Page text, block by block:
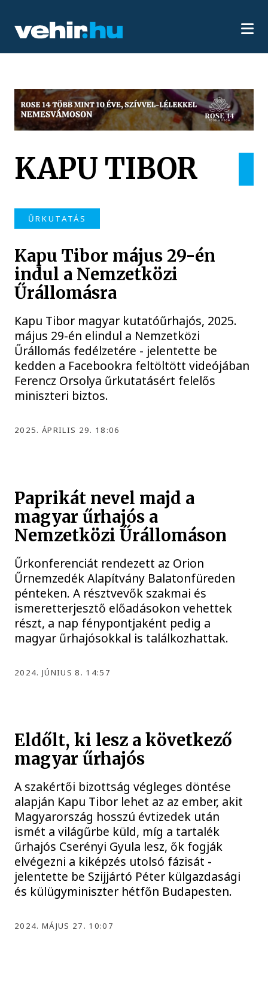
KAPU TIBOR
ŰRKUTATÁS
Kapu Tibor május 29-én
indul a Nemzetközi
Űrállomásra
Kapu Tibor magyar kutatóűrhajós, 2025.
május 29-én elindul a Nemzetközi
Űrállomás fedélzetére - jelentette be
kedden a Facebookra feltöltött videójában
Ferencz Orsolya űrkutatásért felelős
miniszteri biztos.
2025. ÁPRILIS 29. 18:06
Paprikát nevel majd a
magyar űrhajós a
Nemzetközi Űrállomáson
Űrkonferenciát rendezett az Orion
Űrnemzedék Alapítvány Balatonfüreden
pénteken. A résztvevők szakmai és
ismeretterjesztő előadásokon vehettek
részt, a nap fénypontjaként pedig a
magyar űrhajósokkal is találkozhattak.
2024. JÚNIUS 8. 14:57
Eldőlt, ki lesz a következő
magyar űrhajós
A szakértői bizottság végleges döntése
alapján Kapu Tibor lehet az az ember, akit
Magyarország hosszú évtizedek után
ismét a világűrbe küld, míg a tartalék
űrhajós Cserényi Gyula lesz, ők fogják
elvégezni a kiképzés utolsó fázisát -
jelentette be Szijjártó Péter külgazdasági
és külügyminiszter hétfőn Budapesten.
2024. MÁJUS 27. 10:07